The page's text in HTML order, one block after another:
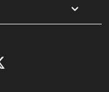
expand_more